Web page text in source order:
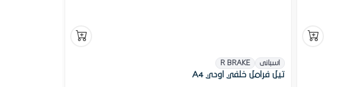
اسبانى R BRAKE
تيل فرامل خلفي اودي A4